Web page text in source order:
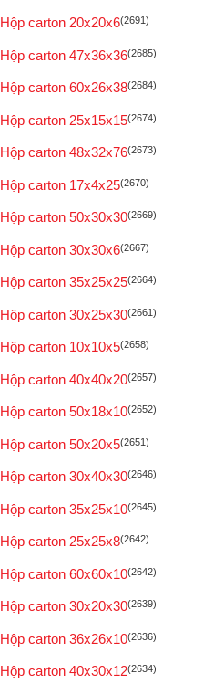
Hộp carton 20x20x6(2691)
Hộp carton 47x36x36(2685)
Hộp carton 60x26x38(2684)
Hộp carton 25x15x15(2674)
Hộp carton 48x32x76(2673)
Hộp carton 17x4x25(2670)
Hộp carton 50x30x30(2669)
Hộp carton 30x30x6(2667)
Hộp carton 35x25x25(2664)
Hộp carton 30x25x30(2661)
Hộp carton 10x10x5(2658)
Hộp carton 40x40x20(2657)
Hộp carton 50x18x10(2652)
Hộp carton 50x20x5(2651)
Hộp carton 30x40x30(2646)
Hộp carton 35x25x10(2645)
Hộp carton 25x25x8(2642)
Hộp carton 60x60x10(2642)
Hộp carton 30x20x30(2639)
Hộp carton 36x26x10(2636)
Hộp carton 40x30x12(2634)